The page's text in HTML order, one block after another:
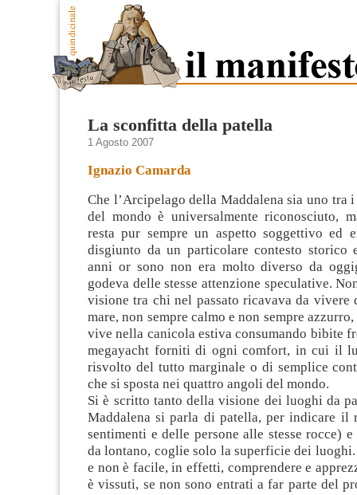
La sconfitta della patella
1 Agosto 2007
Ignazio Camarda
Che l’Arcipelago della Maddalena sia uno
del mondo è universalmente riconosciuto,
resta pur sempre un aspetto soggettivo ed
disgiunto da un particolare contesto storico
anni or sono non era molto diverso da
godeva delle stesse attenzione speculative.
visione tra chi nel passato ricavava da vivere
mare, non sempre calmo e non sempre
vive nella canicola estiva consumando bibite
megayacht forniti di ogni comfort, in cui il
risvolto del tutto marginale o di semplice
che si sposta nei quattro angoli del mondo.
Si è scritto tanto della visione dei luoghi da
Maddalena si parla di patella, per indicare il
sentimenti e delle persone alle stesse rocce)
da lontano, coglie solo la superficie dei
e non è facile, in effetti, comprendere e
è vissuti, se non sono entrati a far parte del